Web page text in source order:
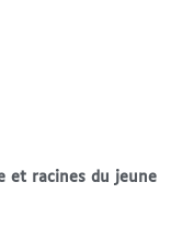
et racines du jeune